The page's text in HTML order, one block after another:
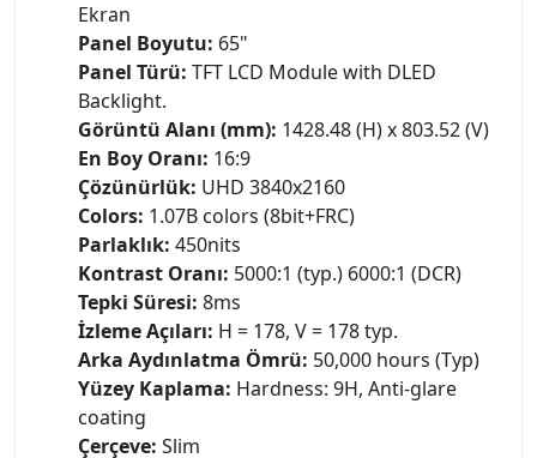
Ekran
Panel Boyutu: 65"
Panel Türü: TFT LCD Module with DLED
Backlight.
Görüntü Alanı (mm): 1428.48 (H) x 803.52 (V)
En Boy Oranı: 16:9
Çözünürlük: UHD 3840x2160
Colors: 1.07B colors (8bit+FRC)
Parlaklık: 450nits
Kontrast Oranı: 5000:1 (typ.) 6000:1 (DCR)
Tepki Süresi: 8ms
İzleme Açıları: H = 178, V = 178 typ.
Arka Aydınlatma Ömrü: 50,000 hours (Typ)
Yüzey Kaplama: Hardness: 9H, Anti-glare
coating
Çerçeve: Slim